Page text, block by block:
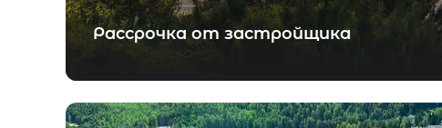
Рассрочка от застройщика